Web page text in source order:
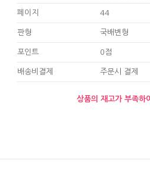
페이지 44
판형 국배변형
포인트 0점
배송비결제 주문시 결제
상품의 재고가 부족하